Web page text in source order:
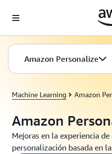
Amazon Personalize
Machine Learning Amazon
Amazon
Mejoras en la experiencia
personalización basada en